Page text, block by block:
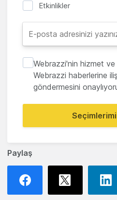
Paylaş
Etkinlikler
Webrazzi'nin hizmet ve
Webrazzi haberlerine
göndermesini